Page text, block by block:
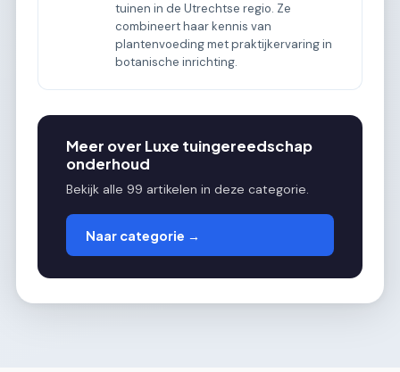
tuinen in de Utrechtse regio. Ze
combineert haar kennis van
plantenvoeding met praktijkervaring in
botanische inrichting.
Meer over Luxe tuingereedschap
onderhoud
Bekijk alle 99 artikelen in deze categorie.
Naar categorie →